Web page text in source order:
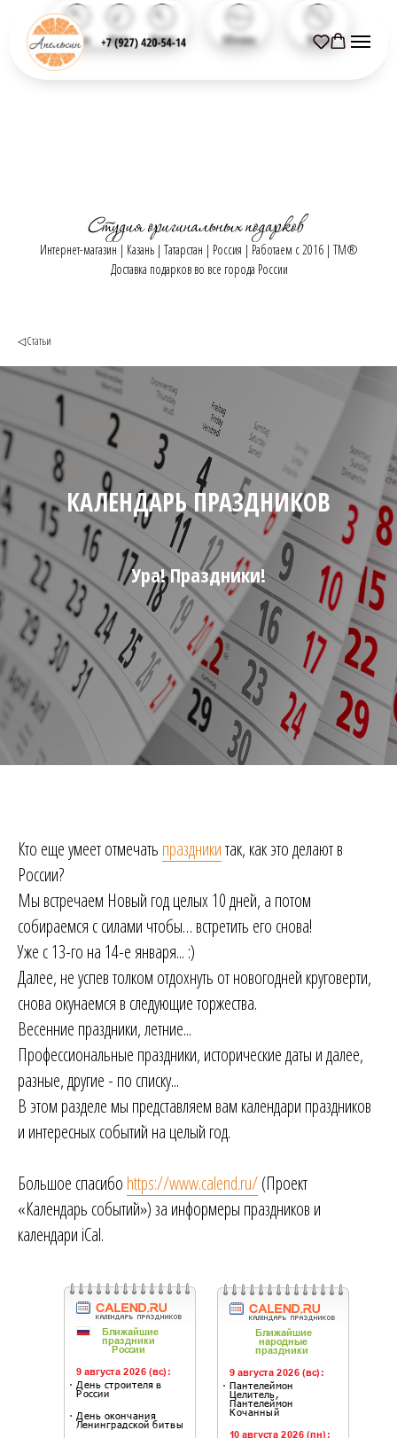
Обзоры
Вниз Вверх
Назад Поиск
Интернет-магазин | Казань | Татарстан | Россия | Работаем с 2016 | TM®
Доставка подарков во все города России
◁ Статьи
КАЛЕНДАРЬ ПРАЗДНИКОВ
Ура! Праздники!
Кто еще умеет отмечать праздникитак, как это делают в
России?
Мы встречаем Новый год целых 10 дней, а потом
собираемся с силами чтобы… встретить его снова!
Уже с 13-го на 14-е января... :)
Далее, не успев толком отдохнуть от новогодней круговерти,
снова окунаемся в следующие торжества.
Весенние праздники, летние...
Профессиональные праздники, исторические даты и далее,
разные, другие - по списку...
В этом разделе мы представляем вам календари праздников
и интересных событий на целый год.
Большое спасибо https://www.calend.ru/(Проект
«Календарь событий») за информеры праздников и
календари iCal.